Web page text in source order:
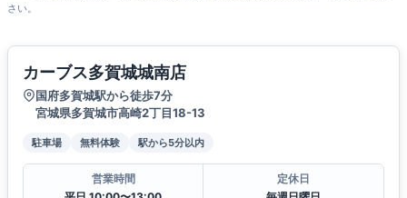
さい。
カーブス多賀城城南店
国府多賀城駅から徒歩7分
宮城県多賀城市高崎2丁目18-13
駐車場 無料体験 駅から5分以内
営業時間
定休日